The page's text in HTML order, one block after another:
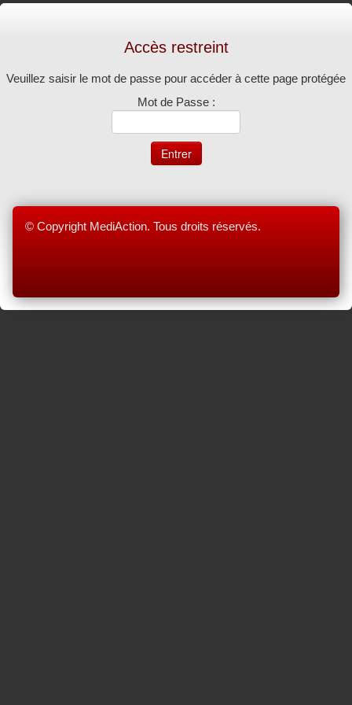
Accès restreint
Veuillez saisir le mot de passe pour accéder à cette page protégée
Mot de Passe :
© Copyright MediAction. Tous droits réservés.